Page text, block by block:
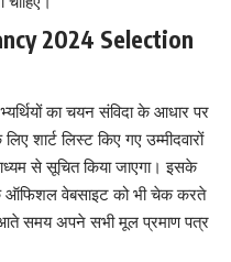
2024 Selection
का चयन संविदा के आधार पर
शार्ट लिस्ट किए गए उम्मीदवारों
से सूचित किया जाएगा। इसके
ऑफिशल वेबसाइट को भी चेक करते
आते समय अपने सभी मूल प्रमाण पत्र